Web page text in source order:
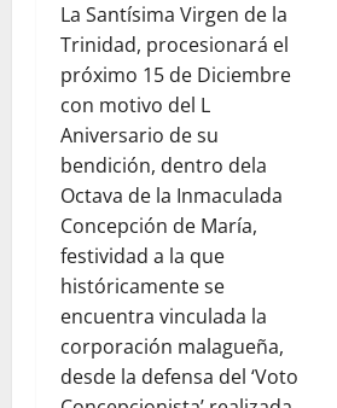
La Santísima Virgen de la
Trinidad, procesionará el
próximo 15 de Diciembre
con motivo del L
Aniversario de su
bendición, dentro dela
Octava de la Inmaculada
Concepción de María,
festividad a la que
históricamente se
encuentra vinculada la
corporación malagueña,
desde la defensa del ‘Voto